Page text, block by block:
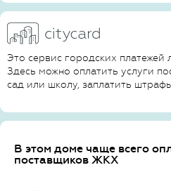
Это сервис городских платежей
Здесь можно оплатить услуги
сад или школу, заплатить
В этом доме чаще всего
поставщиков ЖКХ